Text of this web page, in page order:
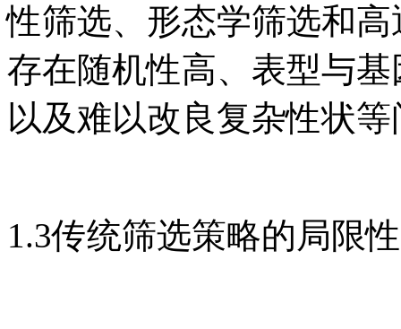
性筛选、形态学筛选和
存在随机性高、表型与
以及难以改良复杂性状
1.3传统筛选策略的局限性